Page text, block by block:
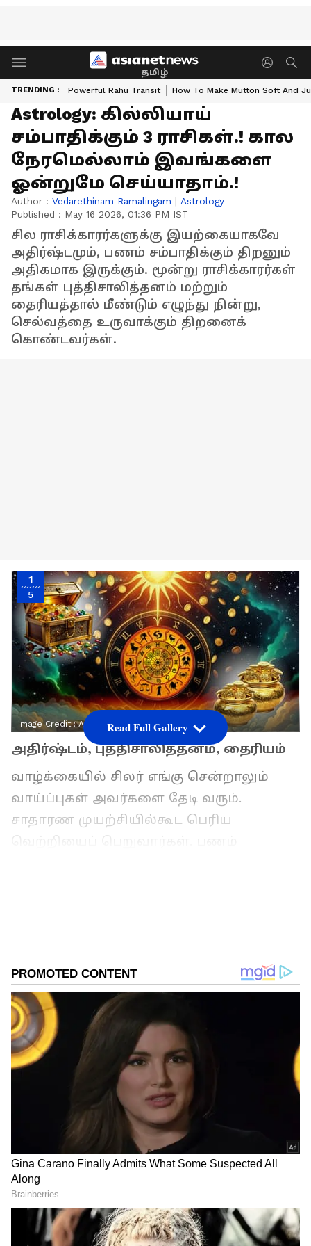
தமிழ்
TRENDING : Powerful Rahu Transit How To Make Mutton Soft And
Astrology: கில்லியாய்
சம்பாதிக்கும் 3 ராசிகள்.! கால
நேரமெல்லாம் இவங்களை
ஓன்றுமே செய்யாதாம்.!
Author : Vedarethinam Ramalingam | Astrology
Published : May 16 2026, 01:36 PM IST
சில ராசிக்காரர்களுக்கு இயற்கையாகவே
அதிர்ஷ்டமும், பணம் சம்பாதிக்கும் திறனும்
அதிகமாக இருக்கும். மூன்று ராசிக்காரர்கள்
தங்கள் புத்திசாலித்தனம் மற்றும்
தைரியத்தால் மீண்டும் எழுந்து நின்று,
செல்வத்தை உருவாக்கும் திறனைக்
கொண்டவர்கள்.
1
5
Image Credit :Asianet News
அதிர்ஷ்டம், புத்திசாலித்தனம், தைரியம்
வாழ்க்கையில் சிலர் எங்கு சென்றாலும்
வாய்ப்புகள் அவர்களை தேடி வரும்.
சாதாரண முயற்சியில்கூட பெரிய
புத்திசாலித்தனம், தைரியம் ஆகியவை
அதிகமாக இருக்கும் என்று கூறப்படுகிறது.
அதிலும் இந்த 3 ராசிக்காரர்கள் எவ்வளவு
கஷ்டம் வந்தாலும் மீண்டும் எழுந்து
நிற்பார்கள். காலம் கூட இவர்களை அதிக
நேரம் சோதிக்க முடியாது என்பார்கள்.
“கில்லி யாய் சம்பாதிப்பவர்கள்” என்ற
பெயருக்கு சரியாக பொருந்தும் அந்த
ராசிகள் யார் தெரியுமா?
Add Asianetnews Tamil as a Preferred
Source
Read Full Gallery